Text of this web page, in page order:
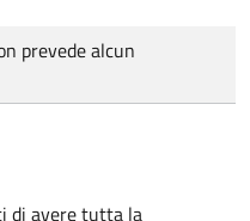
prevede alcun
di avere tutta la